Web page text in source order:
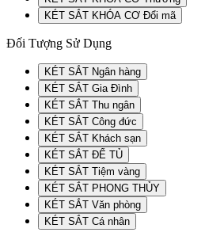
KÉT SẮT KHÓA CƠ Đổi mã
Đối Tượng Sử Dụng
KÉT SẮT Ngân hàng
KÉT SẮT Gia Đình
KÉT SẮT Thu ngân
KÉT SẮT Công đức
KÉT SẮT Khách sạn
KÉT SẮT ĐỂ TỦ
KÉT SẮT Tiệm vàng
KÉT SẮT PHONG THỦY
KÉT SẮT Văn phòng
KÉT SẮT Cá nhân